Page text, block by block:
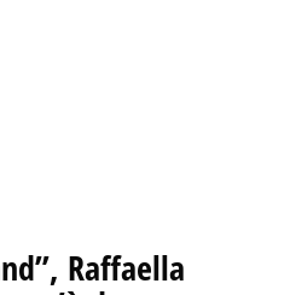
Raffaella